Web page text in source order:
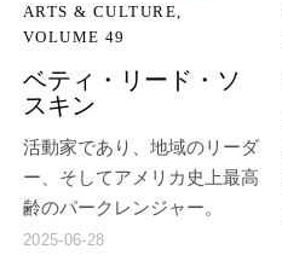
ARTS & CULTURE
VOLUME 49
ベティ・リード・ソ
スキン
活動家であり、地域のリーダ
ー、そしてアメリカ史上最高
齢のパークレンジャー。
2025-06-28